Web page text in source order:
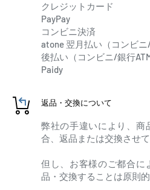
クレジットカード
PayPay
コンビニ決済
atone 翌月払い（コンビニ/
後払い（コンビニ/銀行ATM
Paidy
返品・交換について
弊社の手違いにより、商
合、返品または交換させて
但し、お客様のご都合に
品・交換することは原則